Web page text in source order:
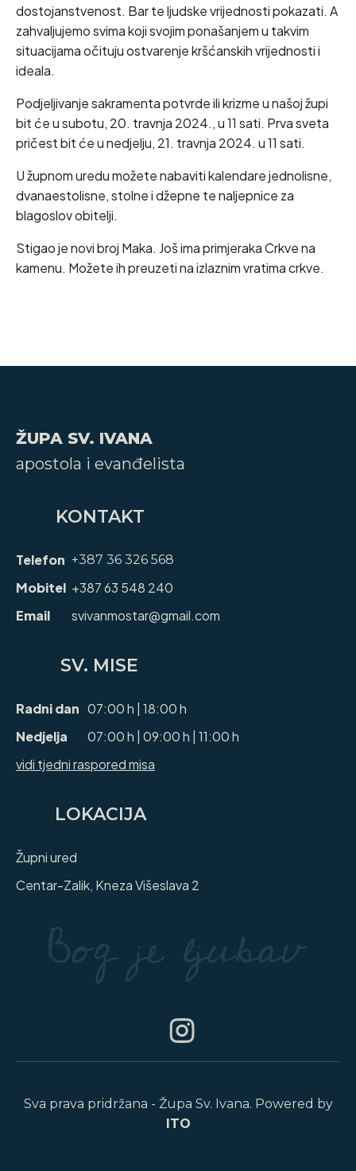
dostojanstvenost. Bar te ljudske vrijednosti pokazati. A
zahvaljujemo svima koji svojim ponašanjem u takvim
situacijama očituju ostvarenje kršćanskih vrijednosti i
ideala.
Podjeljivanje sakramenta potvrde ili krizme u našoj župi
bit će u subotu, 20. travnja 2024., u 11 sati. Prva sveta
pričest bit će u nedjelju, 21. travnja 2024. u 11 sati.
U župnom uredu možete nabaviti kalendare jednolisne,
dvanaestolisne, stolne i džepne te naljepnice za
blagoslov obitelji.
Stigao je novi broj Maka. Još ima primjeraka Crkve na
kamenu. Možete ih preuzeti na izlaznim vratima crkve.
ŽUPA SV. IVANA
apostola i evanđelista
KONTAKT
Telefon +387 36 326 568
Mobitel +387 63 548 240
Email
svivanmostar@gmail.com
SV. MISE
Radni dan 07:00 h | 18:00 h
Nedjelja
07:00 h | 09:00 h | 11:00 h
vidi tjedni raspored misa
LOKACIJA
Župni ured
Centar-Zalik, Kneza Višeslava 2
Sva prava pridržana - Župa Sv. Ivana. Powered by
ITO